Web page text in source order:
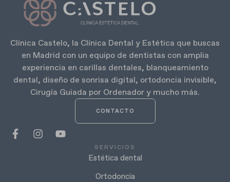
Clínica Castelo, la Clínica Dental y Estética que buscas
en Madrid con un equipo de dentistas con amplia
experiencia en carillas dentales, blanqueamiento
dental, diseño de sonrisa digital, ortodoncia invisible,
Cirugía Guiada por Ordenador y mucho más.
CONTACTO
SERVICIOS
Estética dental
Ortodoncia